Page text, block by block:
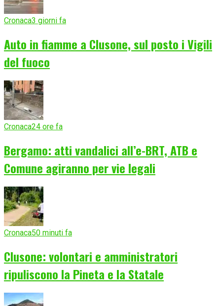
Cronaca3 giorni fa
Auto in fiamme a Clusone, sul posto i Vigili
del fuoco
Cronaca24 ore fa
Bergamo: atti vandalici all’e-BRT, ATB e
Comune agiranno per vie legali
Cronaca50 minuti fa
Clusone: volontari e amministratori
ripuliscono la Pineta e la Statale